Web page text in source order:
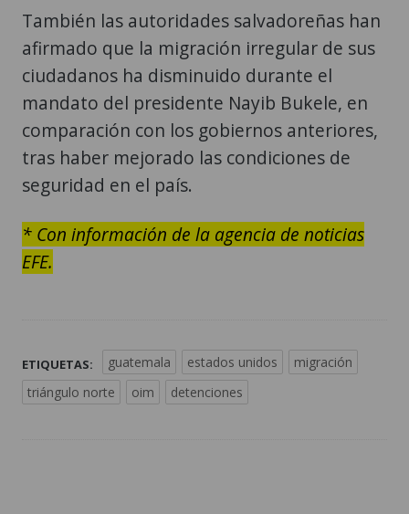
También las autoridades salvadoreñas han
afirmado que la migración irregular de sus
ciudadanos ha disminuido durante el
mandato del presidente Nayib Bukele, en
comparación con los gobiernos anteriores,
tras haber mejorado las condiciones de
seguridad en el país.
* Con información de la agencia de noticias
EFE.
ETIQUETAS: guatemala estados unidos
migración
triángulo norte
oim detenciones